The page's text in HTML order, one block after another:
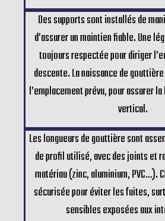
Des supports sont installés de
d’assurer un maintien fiable. Une
toujours respectée pour diriger
descente. La naissance de
l’emplacement prévu, pour assurer
vertical.
Les longueurs de gouttière sont
de profil utilisé, avec des joints et
matériau (zinc, aluminium, PVC…).
sécurisée pour éviter les fuites,
sensibles exposées aux